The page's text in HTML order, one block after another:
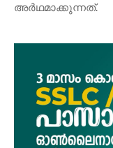
അർഥമാക്കുന്നത്.